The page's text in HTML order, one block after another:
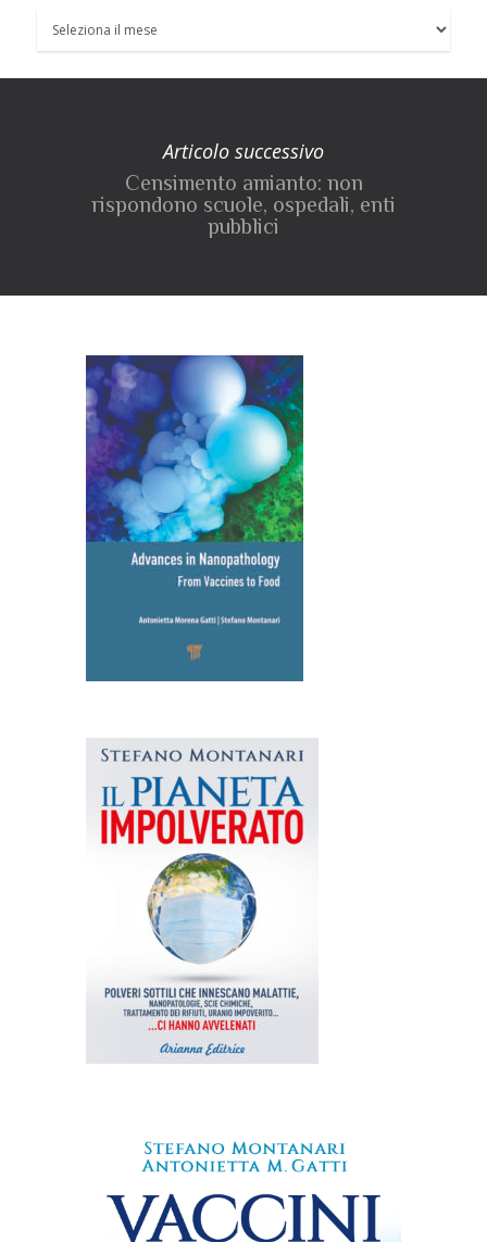
Articolo successivo
Censimento amianto: non
rispondono scuole, ospedali, enti
pubblici